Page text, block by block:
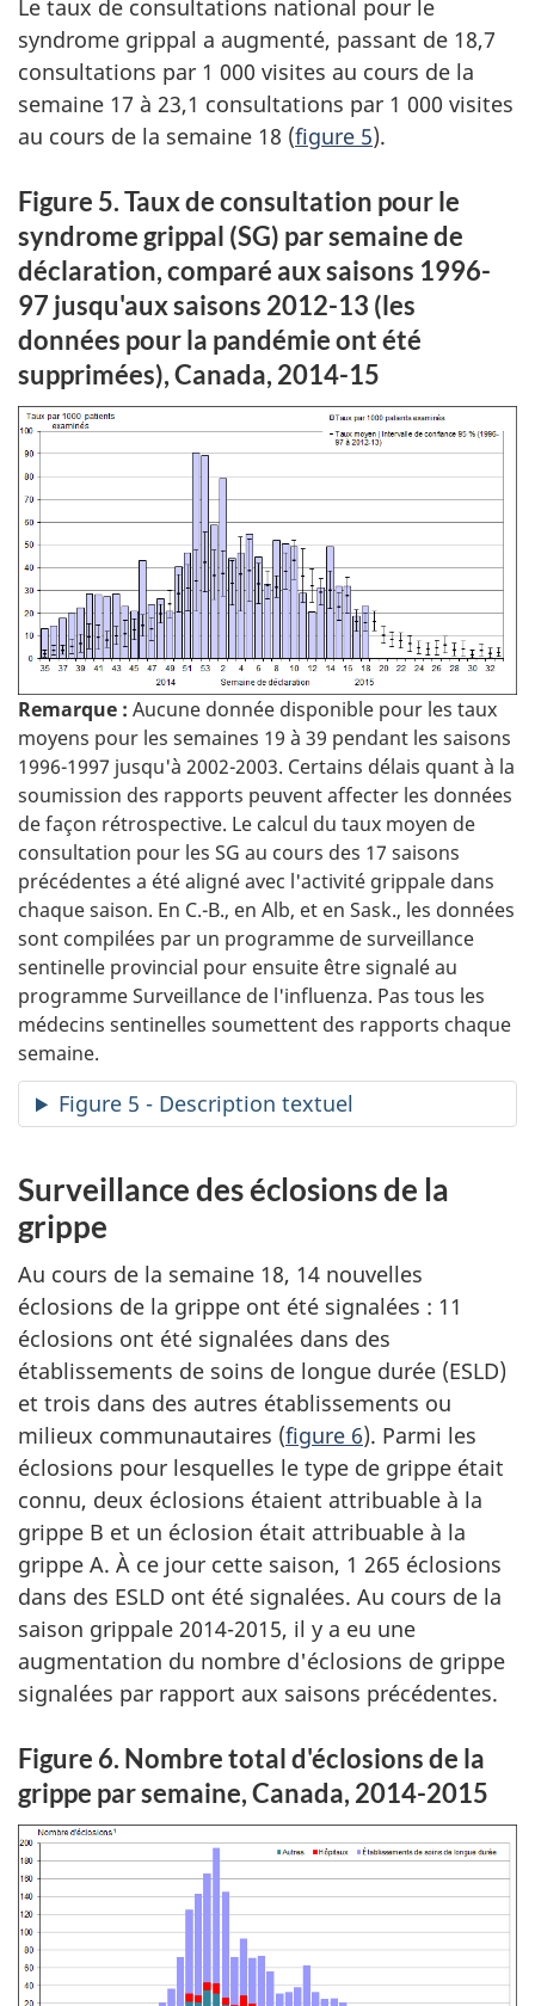
Le taux de consultations national pour le
syndrome grippal a augmenté, passant de 18,7
consultations par 1 000 visites au cours de la
semaine 17 à 23,1 consultations par 1 000 visites
au cours de la semaine 18 (figure 5).
Figure 5. Taux de consultation pour le
syndrome grippal (SG) par semaine de
déclaration, comparé aux saisons 1996-
97 jusqu'aux saisons 2012-13 (les
données pour la pandémie ont été
supprimées), Canada, 2014-15
Remarque : Aucune donnée disponible pour les taux
moyens pour les semaines 19 à 39 pendant les saisons
1996-1997 jusqu'à 2002-2003. Certains délais quant à la
soumission des rapports peuvent affecter les données
de façon rétrospective. Le calcul du taux moyen de
consultation pour les SG au cours des 17 saisons
précédentes a été aligné avec l'activité grippale dans
chaque saison. En C.-B., en Alb, et en Sask., les données
sont compilées par un programme de surveillance
sentinelle provincial pour ensuite être signalé au
programme Surveillance de l'influenza. Pas tous les
médecins sentinelles soumettent des rapports chaque
semaine.
Figure 5 - Description textuel
Surveillance des éclosions de la
grippe
Au cours de la semaine 18, 14 nouvelles
éclosions de la grippe ont été signalées : 11
éclosions ont été signalées dans des
établissements de soins de longue durée (ESLD)
et trois dans des autres établissements ou
milieux communautaires (figure 6). Parmi les
éclosions pour lesquelles le type de grippe était
connu, deux éclosions étaient attribuable à la
grippe B et un éclosion était attribuable à la
grippe A. À ce jour cette saison, 1 265 éclosions
dans des ESLD ont été signalées. Au cours de la
saison grippale 2014-2015, il y a eu une
augmentation du nombre d'éclosions de grippe
signalées par rapport aux saisons précédentes.
Figure 6. Nombre total d'éclosions de la
grippe par semaine, Canada, 2014-2015